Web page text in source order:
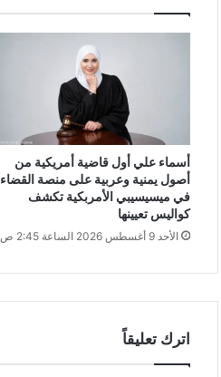
أسماء علي أول قاضية أمريكية من
أصول يمنية وعربية على منصة القضاء
في ميسيسيبي الأمربكية تكشف
كواليس تعيينها
الأحد 9 أغسطس 2026 الساعة 2:45 ص
اترك تعليقاً